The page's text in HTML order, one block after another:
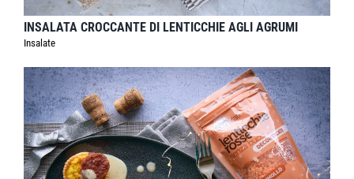
INSALATA CROCCANTE DI LENTICCHIE AGLI AGRUMI
Insalate